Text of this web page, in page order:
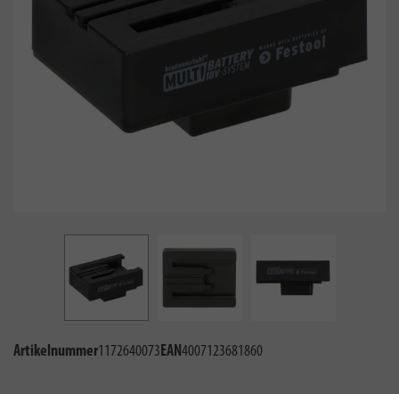
Artikelnummer1172640073EAN4007123681860